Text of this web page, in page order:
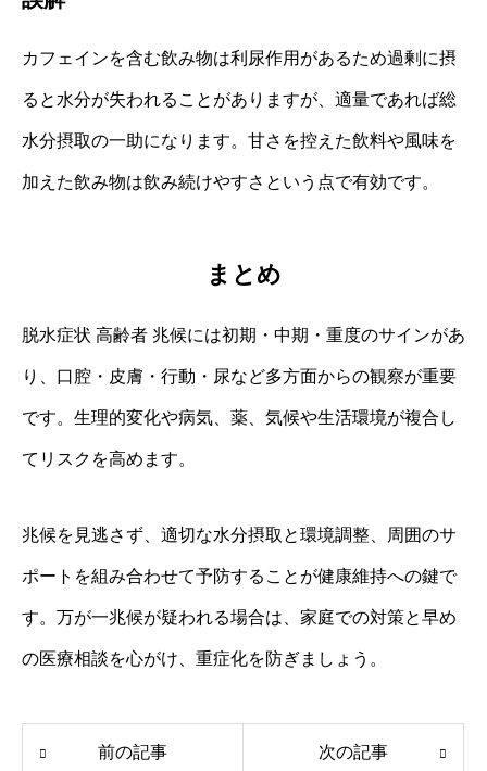
カフェインを含む飲み物は利尿作用があるため過剰に摂
ると水分が失われることがありますが、適量であれば総
水分摂取の一助になります。甘さを控えた飲料や風味を
加えた飲み物は飲み続けやすさという点で有効です。
まとめ
脱水症状 高齢者 兆候には初期・中期・重度のサインがあ
り、口腔・皮膚・行動・尿など多方面からの観察が重要
です。生理的変化や病気、薬、気候や生活環境が複合し
てリスクを高めます。
兆候を見逃さず、適切な水分摂取と環境調整、周囲のサ
ポートを組み合わせて予防することが健康維持への鍵で
す。万が一兆候が疑われる場合は、家庭での対策と早め
の医療相談を心がけ、重症化を防ぎましょう。
前の記事 次の記事